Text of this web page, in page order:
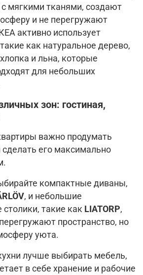
с мягкими тканями, создают
и не перегружают
активно использует
как натуральное дерево,
и льна, которые
для небольших
зон: гостиная,
важно продумать
его максимально
компактные диваны,
, и небольшие
такие как LIATORP,
пространство, но
уюта.
лучше выбирать мебель,
в себе хранение и рабочие